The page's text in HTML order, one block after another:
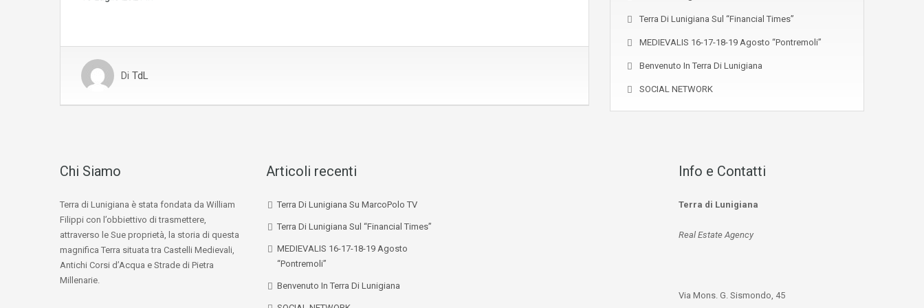
Di TdL
Terra Di Lunigiana Sul “Financial Times”
MEDIEVALIS 16-17-18-19 Agosto “Pontremoli”
Benvenuto In Terra Di Lunigiana
SOCIAL NETWORK
Chi Siamo
Terra di Lunigiana è stata fondata da William
Filippi con l’obbiettivo di trasmettere,
attraverso le Sue proprietà, la storia di questa
magnifica Terra situata tra Castelli Medievali,
Antichi Corsi d’Acqua e Strade di Pietra
Millenarie.
Articoli recenti
Terra Di Lunigiana Su MarcoPolo TV
Terra Di Lunigiana Sul “Financial Times”
MEDIEVALIS 16-17-18-19 Agosto
“Pontremoli”
Benvenuto In Terra Di Lunigiana
Info e Contatti
Terra di Lunigiana
Real Estate Agency
Via Mons. G. Sismondo, 45